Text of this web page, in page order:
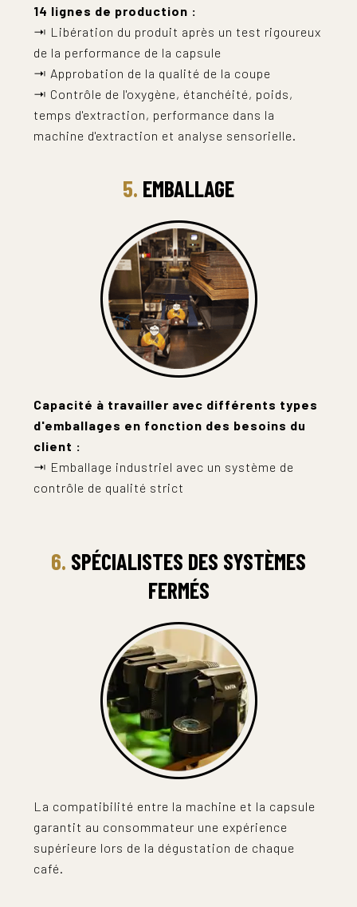
14 lignes de production :
⇥ Libération du produit après un test rigoureux
de la performance de la capsule
⇥ Approbation de la qualité de la coupe
⇥ Contrôle de l'oxygène, étanchéité, poids,
temps d'extraction, performance dans la
machine d'extraction et analyse sensorielle.
5. EMBALLAGE
Capacité à travailler avec différents types
d'emballages en fonction des besoins du
client :
⇥ Emballage industriel avec un système de
contrôle de qualité strict
6. SPÉCIALISTES DES SYSTÈMES
FERMÉS
La compatibilité entre la machine et la capsule
garantit au consommateur une expérience
supérieure lors de la dégustation de chaque
café.